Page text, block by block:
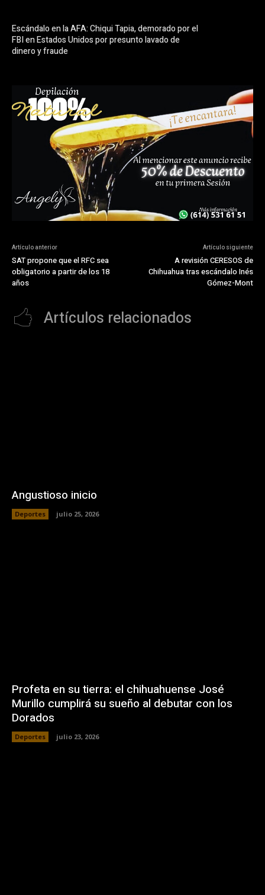
Escándalo en la AFA: Chiqui Tapia, demorado por el
FBI en Estados Unidos por presunto lavado de
dinero y fraude
Artículo anterior
SAT propone que el RFC sea
obligatorio a partir de los 18
años
Artículo siguiente
A revisión CERESOS de
Chihuahua tras escándalo Inés
Gómez-Mont
Artículos relacionados
Angustioso inicio
Deportes julio 25, 2026
Profeta en su tierra: el chihuahuense José
Murillo cumplirá su sueño al debutar con los
Dorados
Deportes julio 23, 2026